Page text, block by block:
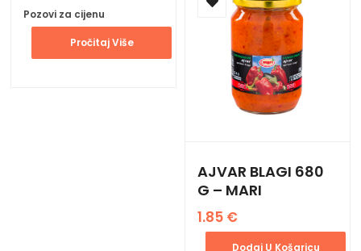
Pozovi za cijenu
Pročitaj Više
AJVAR BLAGI 680
G – MARI
1.85 €
Dodaj U Košaricu